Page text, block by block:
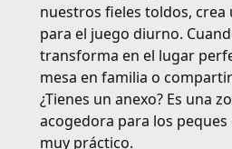
nuestros fieles toldos,
para el juego diurno.
transforma en el lugar
mesa en familia o
¿Tienes un anexo? Es una
acogedora para los
muy práctico.